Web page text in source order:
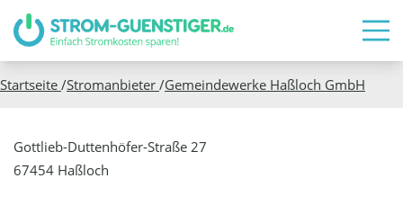
Startseite /Stromanbieter /Gemeindewerke Haßloch GmbH
Gottlieb-Duttenhöfer-Straße 27
67454 Haßloch